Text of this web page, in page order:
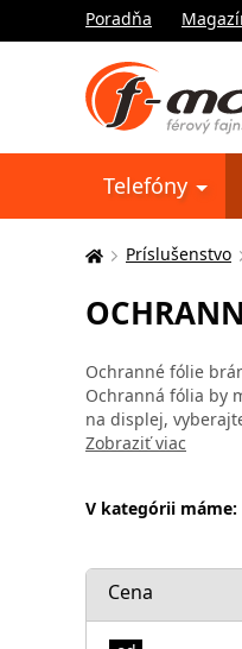
Poradňa
Telefóny
Tu
nachádzate:
Príslušenstvo
Ochranné fólie
Ochranná fólia by
na displej,
Zobraziť viac
V kategórii máme:
Cena